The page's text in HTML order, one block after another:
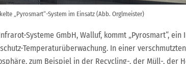
„Pyrosmart“-System im Einsatz (Abb. Orglmeister)
Systeme GmbH, Walluf, kommt „Pyrosmart“,
Temperaturüberwachung. In einer
zum Beispiel in der Recycling-, der Müll-, der